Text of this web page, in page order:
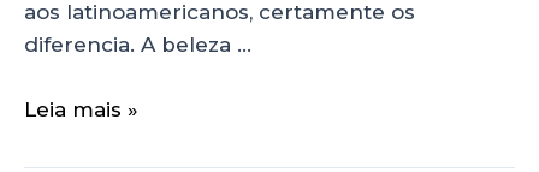
aos latinoamericanos, certamente os
diferencia. A beleza …
Leia mais »